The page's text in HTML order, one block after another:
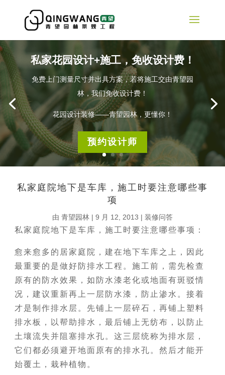
私家花园设计+施工，免收设计费！
免费上门测量尺寸并出具方案，若将施工交由青望园
林，我们免收设计费！
花园设计装修——青望园林，更懂你！
预约设计师
私家庭院地下是车库，施工时要注意哪些事
项
由 青望园林 | 9 月 12, 2013 | 装修问答
私家庭院地下是车库，施工时要注意哪些事项：
愈来愈多的居家庭院，建在地下车库之上，因此
最重要的是做好防排水工程。施工前，需先检查
原有的防水效果，如防水漆老化或地面有斑驳情
况，建议重新再上一层防水漆，防止渗水。接着
才是制作排水层。先铺上一层碎石，再铺上塑料
排水板，以帮助排水，最后铺上无纺布，以防止
土壤流失并阻塞排水孔。这三层统称为排水层，
它们都必须避开地面原有的排水孔。然后才能开
始覆土，栽种植物。